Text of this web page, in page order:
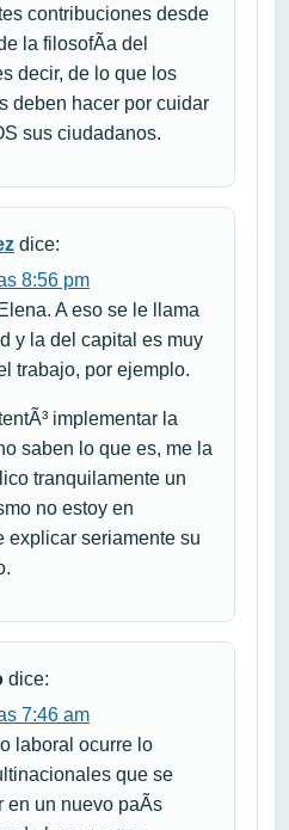
contribuciones desde
la filosofÃ­a del
decir, de lo que los
deben hacer por cuidar
sus ciudadanos.
dice:
8:56 pm
A eso se le llama
y la del capital es muy
trabajo, por ejemplo.
implementar la
saben lo que es, me la
tranquilamente un
no estoy en
explicar seriamente su
dice:
7:46 am
laboral ocurre lo
que se
en un nuevo paÃ­s